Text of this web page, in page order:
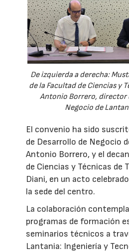
De izquierda a derecha:
de la Facultad de Ciencias y
Antonio Borrero, director
Negocio de
El convenio ha sido
de Desarrollo de Negocio
Antonio Borrero, y el
de Ciencias y Técnicas de
Diani, en un acto
la sede del centro.
La colaboración
programas de formación
seminarios técnicos a
Lantania: Ingeniería y